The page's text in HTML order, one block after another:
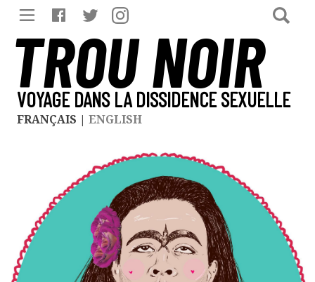
TROU NOIR
VOYAGE DANS LA DISSIDENCE SEXUELLE
FRANÇAIS | ENGLISH